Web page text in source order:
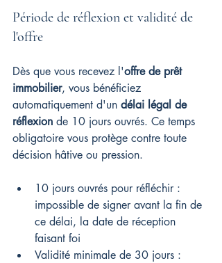
Période de réflexion et validité de
l'offre
Dès que vous recevez l'offre de prêt
immobilier, vous bénéficiez
automatiquement d'un délai légal de
réflexion de 10 jours ouvrés. Ce temps
obligatoire vous protège contre toute
décision hâtive ou pression.
10 jours ouvrés pour réfléchir :
impossible de signer avant la fin de
ce délai, la date de réception
faisant foi
Validité minimale de 30 jours :